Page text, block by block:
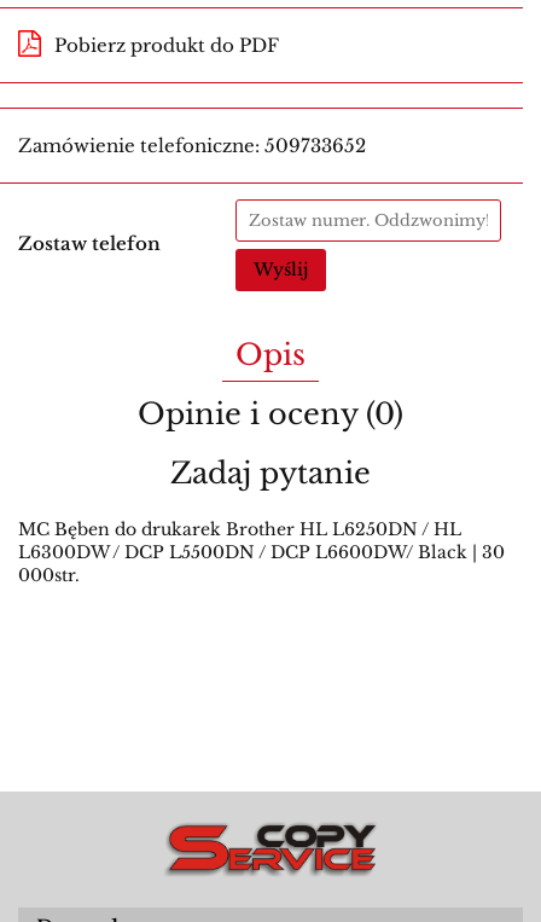
Pobierz produkt do PDF
Zamówienie telefoniczne: 509733652
Zostaw telefon
Wyślij
Opis
Opinie i oceny (0)
Zadaj pytanie
MC Bęben do drukarek Brother HL L6250DN / HL
L6300DW / DCP L5500DN / DCP L6600DW/ Black | 30
000str.